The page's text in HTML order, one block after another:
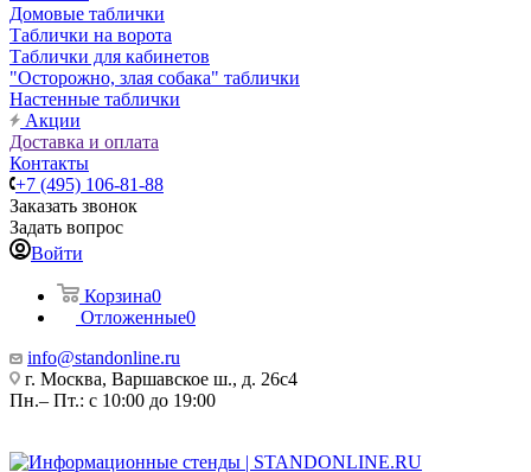
Домовые таблички
Таблички на ворота
Таблички для кабинетов
"Осторожно, злая собака" таблички
Настенные таблички
Акции
Доставка и оплата
Контакты
+7 (495) 106-81-88
Заказать звонок
Задать вопрос
Войти
Корзина0
Отложенные0
info@standonline.ru
г. Москва, Варшавское ш., д. 26с4
Пн.– Пт.: с 10:00 до 19:00